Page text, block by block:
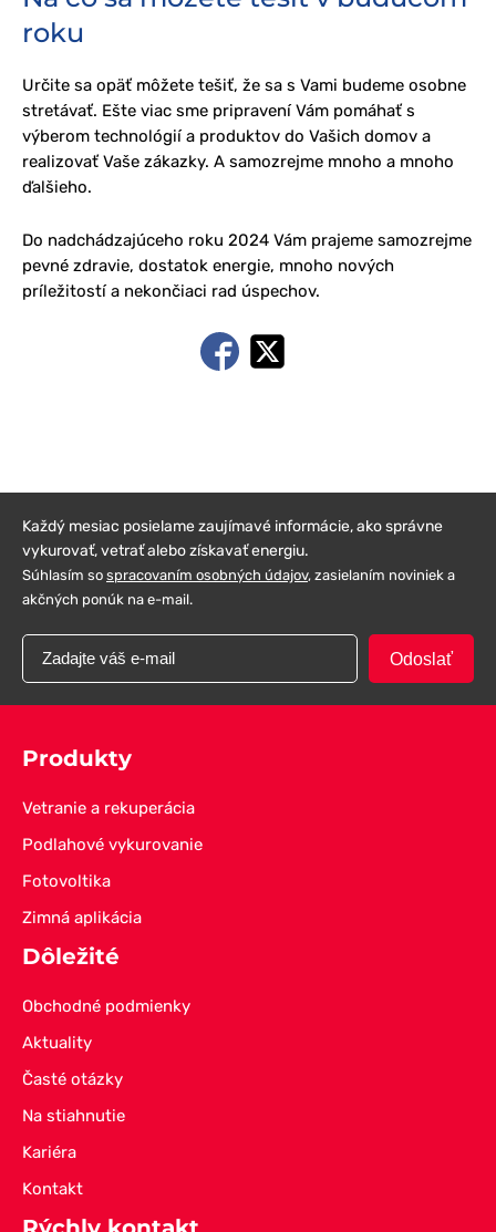
roku
Určite sa opäť môžete tešiť, že sa s Vami budeme osobne
stretávať. Ešte viac sme pripravení Vám pomáhať s
výberom technológií a produktov do Vašich domov a
realizovať Vaše zákazky. A samozrejme mnoho a mnoho
ďalšieho.
Do nadchádzajúceho roku 2024 Vám prajeme samozrejme
pevné zdravie, dostatok energie, mnoho nových
príležitostí a nekončiaci rad úspechov.
Každý mesiac posielame zaujímavé informácie, ako správne
vykurovať, vetrať alebo získavať energiu.
Súhlasím so spracovaním osobných údajov, zasielaním noviniek a
akčných ponúk na e-mail.
Odoslať
Produkty
Vetranie a rekuperácia
Podlahové vykurovanie
Fotovoltika
Zimná aplikácia
Dôležité
Obchodné podmienky
Aktuality
Časté otázky
Na stiahnutie
Kariéra
Kontakt